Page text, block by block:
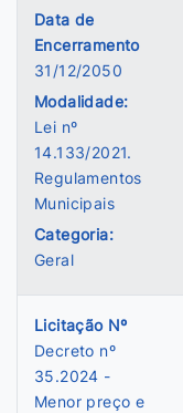
Data de
Encerramento
31/12/2050
Modalidade:
Lei nº
14.133/2021.
Regulamentos
Municipais
Categoria:
Geral
Licitação Nº
Decreto nº
35.2024 -
Menor preço e